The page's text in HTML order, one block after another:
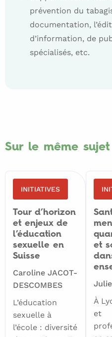
prévention du
documentation,
d’information, de
spécialisés, etc.
et-poids/
fumer,
consommation,
c’est
possible
pour
Voir
aussi
www.aideauxfumeurs.be
Sur le même sujet
INITIATIVES
Tour d’horizon
et enjeux de
l’éducation
sexuelle en
Suisse
Caroline JACOT-
DESCOMBES
L’éducation
sexuelle à
l’école : diversité
et
À
et